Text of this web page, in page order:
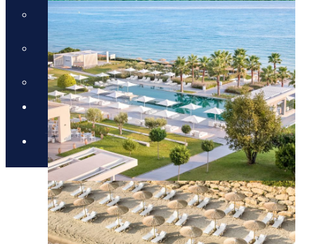
טיול לסלוניקי וצפון יוון
טיול מאורגן לפלופונז
הטיול המקיף לסיציליה
בלוג
יצירת קשר